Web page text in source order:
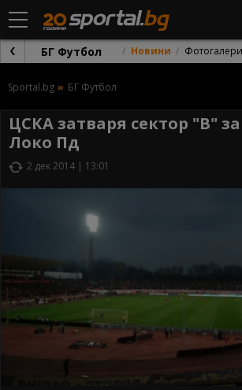
БГ Футбол Новини
Sportal.bg БГ Футбол
ЦСКА затваря сектор "В"
Локо Пд
2 дек 2014 | 13:01